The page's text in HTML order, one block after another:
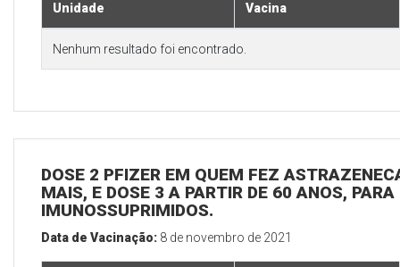
Unidade Vacina
Nenhum resultado foi encontrado.
DOSE 2 PFIZER EM QUEM FEZ
MAIS, E DOSE 3 A PARTIR DE 60 ANOS,
IMUNOSSUPRIMIDOS.
Data de Vacinação: 8 de novembro de 2021